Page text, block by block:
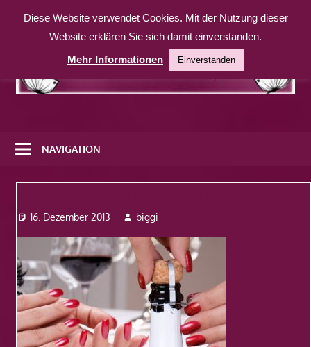
Inhalt
weitere
Website
NAVIGATION
16. Dezember 2013 biggi
Diese Website verwendet Cookies. Mit der Nutzung dieser
Website erklären Sie sich damit einverstanden.
Mehr Informationen
Einverstanden